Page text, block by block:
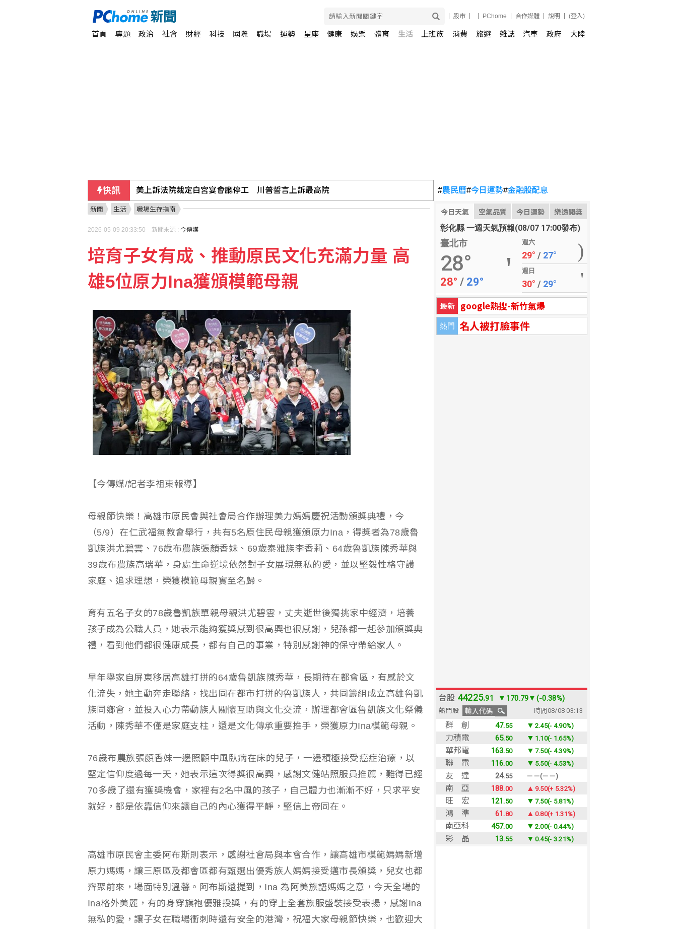
股市 PChome 合作媒體 說明 (登入)
首頁 專題 政治 社會 財經 科技 國際 職場 運勢 星座 健康 娛樂 體育 生活 上班族 消費 旅遊 雜誌 汽車 政府 大陸
快訊 美上訴法院裁定白宮宴會廳停工 川普誓言上訴最高院 #農民曆#今日運勢#金融股配息
今日天氣 空氣品質 今日運勢 樂透開獎
彰化縣 一週天氣預報(08/07 17:00發布)
臺北市
28°
28° / 29°
週六
29° / 27°
週日
30° / 29°
最新 google熱搜-新竹氣爆
熱門 名人被打臉事件
新聞 生活 職場生存指南
2026-05-09 20:33:50 新聞來源 : 今傳媒
培育子女有成、推動原民文化充滿力量 高
雄5位原力Ina獲頒模範母親
【今傳媒/記者李祖東報導】
母親節快樂！高雄市原民會與社會局合作辦理美力媽媽慶祝活動頒獎典禮，今
（5/9）在仁武福氣教會舉行，共有5名原住民母親獲頒原力Ina，得獎者為78歲魯
凱族洪尤碧雲、76歲布農族張顏香妹、69歲泰雅族李香莉、64歲魯凱族陳秀華與
39歲布農族高瑞華，身處生命逆境依然對子女展現無私的愛，並以堅毅性格守護
家庭、追求理想，榮獲模範母親實至名歸。
育有五名子女的78歲魯凱族單親母親洪尤碧雲，丈夫逝世後獨挑家中經濟，培養
孩子成為公職人員，她表示能夠獲獎感到很高興也很感謝，兒孫都一起參加頒獎典
禮，看到他們都很健康成長，都有自己的事業，特別感謝神的保守帶給家人。
早年舉家自屏東移居高雄打拼的64歲魯凱族陳秀華，長期待在都會區，有感於文
化流失，她主動奔走聯絡，找出同在都市打拼的魯凱族人，共同籌組成立高雄魯凱
族同鄉會，並投入心力帶動族人關懷互助與文化交流，辦理都會區魯凱族文化祭儀
活動，陳秀華不僅是家庭支柱，還是文化傳承重要推手，榮獲原力Ina模範母親。
76歲布農族張顏香妹一邊照顧中風臥病在床的兒子，一邊積極接受癌症治療，以
堅定信仰度過每一天，她表示這次得獎很高興，感謝文健站照服員推薦，難得已經
70多歲了還有獲獎機會，家裡有2名中風的孩子，自己體力也漸漸不好，只求平安
就好，都是依靠信仰來讓自己的內心獲得平靜，堅信上帝同在。
高雄市原民會主委阿布斯則表示，感謝社會局與本會合作，讓高雄市模範媽媽新增
原力媽媽，讓三原區及都會區都有甄選出優秀族人媽媽接受邁市長頒獎，兒女也都
齊聚前來，場面特別溫馨。阿布斯還提到，Ina 為阿美族語媽媽之意，今天全場的
Ina格外美麗，有的身穿旗袍優雅授獎，有的穿上全套族服盛裝接受表揚，感謝Ina
無私的愛，讓子女在職場衝刺時還有安全的港灣，祝福大家母親節快樂，也歡迎大